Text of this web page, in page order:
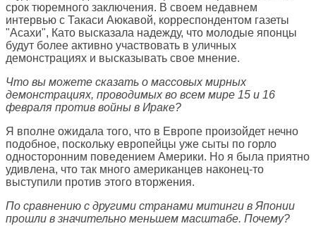
срок тюремного заключения. В своем недавнем
интервью с Такаси Аюкавой, корреспондентом газеты
"Асахи", Като высказала надежду, что молодые японцы
будут более активно участвовать в уличных
демонстрациях и высказывать свое мнение.
Что вы можете сказать о массовых мирных
демонстрациях, проводимых во всем мире 15 и 16
февраля против войны в Ираке?
Я вполне ожидала того, что в Европе произойдет нечно
подобное, поскольку европейцы уже сыты по горло
односторонним поведением Америки. Но я была приятно
удивлена, что так много американцев наконец-то
выступили против этого вторжения.
По сравнению с другими странами митинги в Японии
прошли в значительно меньшем масштабе. Почему?